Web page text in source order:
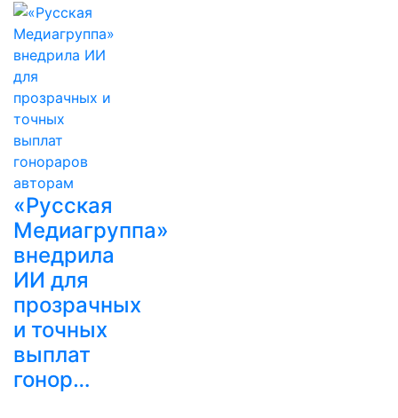
«Русская
Медиагруппа»
внедрила
ИИ для
прозрачных
и точных
выплат
гонор…